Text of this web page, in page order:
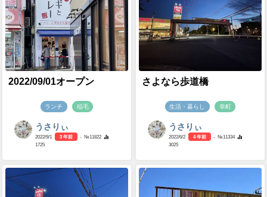
2022/09/01オープン
ランチ 稲毛
うさりぃ
2022/9/1 3 年前
- №11822
1725
さよなら歩道橋
生活・暮らし 幸町
うさりぃ
2022/6/2 4 年前
- №11334
3025